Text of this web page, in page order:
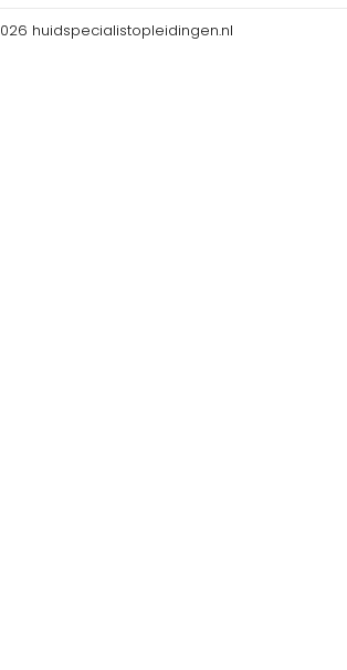
huidspecialistopleidingen.nl